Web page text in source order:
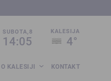
SUBOTA,8
14:05
KALESIJA
4°
O KALESIJI KONTAKT